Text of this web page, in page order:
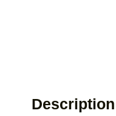
Description